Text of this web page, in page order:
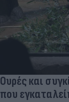
Ουρές και
που